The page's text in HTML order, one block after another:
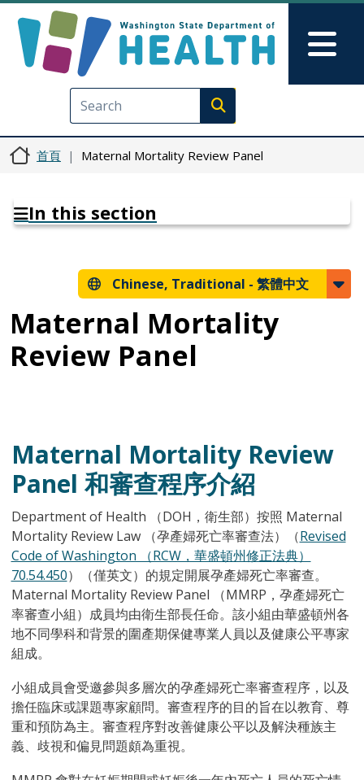
Execute search
首頁 Maternal Mortality Review Panel
In this section
Chinese, Traditional - 繁體中文
Maternal Mortality
Review Panel
Maternal Mortality Review
Panel 和審查程序介紹
Department of Health （DOH，衛生部）按照 Maternal
Mortality Review Law （孕產婦死亡率審查法）（Revised
Code of Washington （RCW，華盛頓州修正法典）
70.54.450）（僅英文）的規定開展孕產婦死亡率審查。
Maternal Mortality Review Panel （MMRP，孕產婦死亡
率審查小組）成員均由衛生部長任命。該小組由華盛頓州各
地不同學科和背景的圍產期保健專業人員以及健康公平專家
組成。
小組成員會受邀參與多層次的孕產婦死亡率審查程序，以及
擔任臨床或課題專家顧問。審查程序的目的旨在以教育、尊
重和預防為主。審查程序對改善健康公平以及解決種族主
義、歧視和偏見問題頗為重視。